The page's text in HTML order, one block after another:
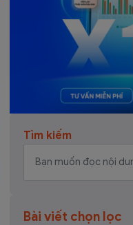
Tìm kiếm
Bài viết chọn lọc